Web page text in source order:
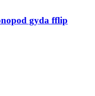
gyda fflip